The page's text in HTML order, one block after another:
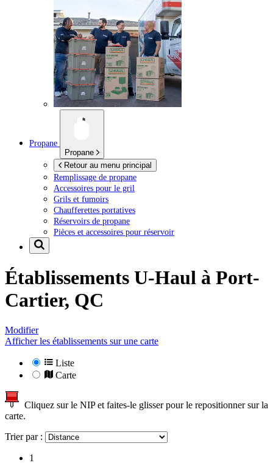
Propane
Propane
Retour au menu principal
Remplissage de propane
Accessoires pour le gril
Grils et fumoirs
Chaufferettes portatives
Réservoirs de propane
Pièces et accessoires pour réservoir
Établissements U-Haul à Port-
Cartier, QC
Modifier
Afficher les établissements sur une carte
Liste
Carte
Cliquez sur le NIP et faites-le glisser pour le repositionner sur la
carte.
Trier par :
1